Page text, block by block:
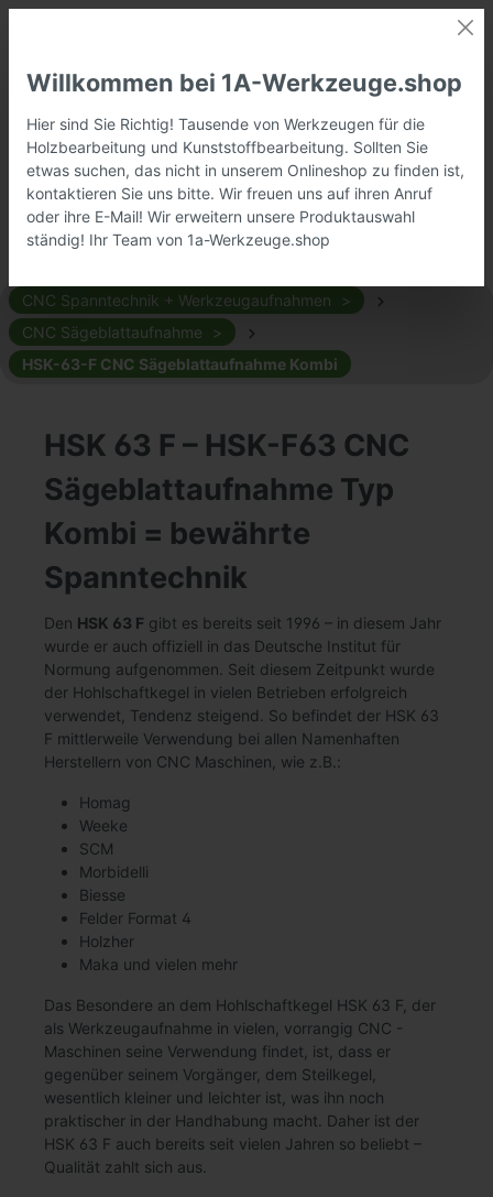
CNC Spanntechnik + Werkzeugaufnahmen
CNC Sägeblattaufnahme
HSK-63-F CNC Sägeblattaufnahme Kombi
HSK 63 F – HSK-F63 CNC
Sägeblattaufnahme Typ
Kombi = bewährte
Spanntechnik
Den HSK 63 F gibt es bereits seit 1996 – in diesem Jahr
wurde er auch offiziell in das Deutsche Institut für
Normung aufgenommen. Seit diesem Zeitpunkt wurde
der Hohlschaftkegel in vielen Betrieben erfolgreich
verwendet, Tendenz steigend. So befindet der HSK 63
F mittlerweile Verwendung bei allen Namenhaften
Herstellern von CNC Maschinen, wie z.B.:
Homag
Weeke
SCM
Morbidelli
Biesse
Felder Format 4
Holzher
Maka und vielen mehr
Das Besondere an dem Hohlschaftkegel HSK 63 F, der
als Werkzeugaufnahme in vielen, vorrangig CNC -
Maschinen seine Verwendung findet, ist, dass er
gegenüber seinem Vorgänger, dem Steilkegel,
wesentlich kleiner und leichter ist, was ihn noch
praktischer in der Handhabung macht. Daher ist der
HSK 63 F auch bereits seit vielen Jahren so beliebt –
Qualität zahlt sich aus.
Willkommen bei 1A-Werkzeuge.shop
Hier sind Sie Richtig! Tausende von Werkzeugen für die
Holzbearbeitung und Kunststoffbearbeitung. Sollten Sie
etwas suchen, das nicht in unserem Onlineshop zu finden ist,
kontaktieren Sie uns bitte. Wir freuen uns auf ihren Anruf
oder ihre E-Mail! Wir erweitern unsere Produktauswahl
ständig! Ihr Team von 1a-Werkzeuge.shop